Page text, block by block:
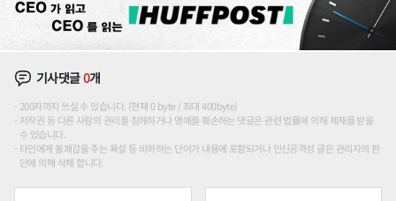
기사댓글0개
200자까지 쓰실 수 있습니다. (현재 0 byte / 최대 400byte)
저작권 등 다른 사람의 권리를 침해하거나 명예를 훼손하는 댓글은 관련 법률에 의해 제재를 받을
수 있습니다.
타인에게 불쾌감을 주는 욕설 등 비하하는 단어가 내용에 포함되거나 인신공격성 글은 관리자의 판
단에 의해 삭제 합니다.